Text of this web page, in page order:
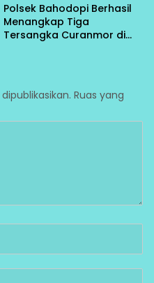
Polsek Bahodopi Berhasil
Menangkap Tiga
Tersangka Curanmor di
Ruas yang